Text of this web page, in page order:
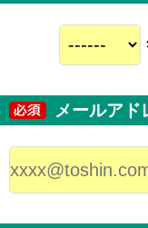
メールアド